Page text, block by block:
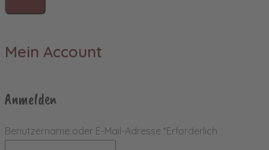
Mein Account
Anmelden
Benutzername oder E-Mail-Adresse *Erforderlich